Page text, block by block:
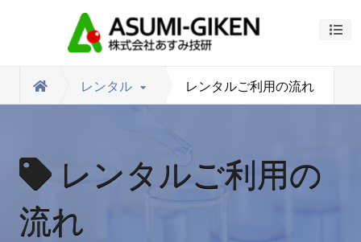
ナビ
レンタル レンタルご利用の流れ
レンタルご利用の
流れ